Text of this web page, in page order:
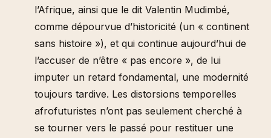
l’Afrique, ainsi que le dit Valentin Mudimbé,
comme dépourvue d’historicité (un « continent
sans histoire »), et qui continue aujourd’hui de
l’accuser de n’être « pas encore », de lui
imputer un retard fondamental, une modernité
toujours tardive. Les distorsions temporelles
afrofuturistes n’ont pas seulement cherché à
se tourner vers le passé pour restituer une